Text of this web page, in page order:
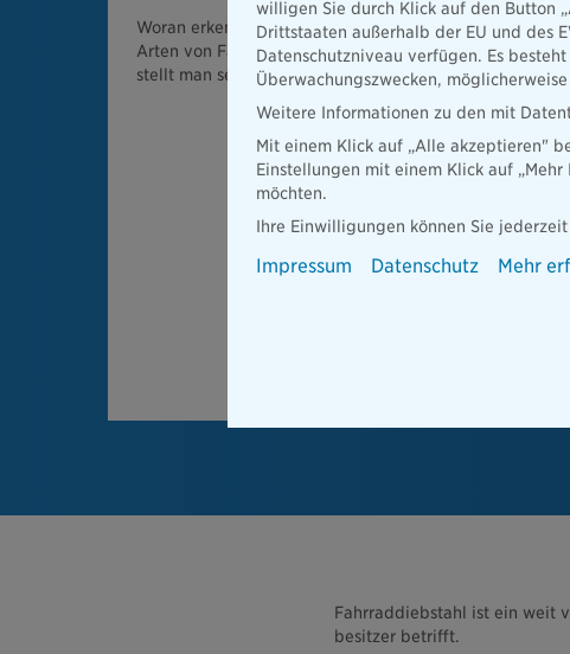
Woran erkennt man ein qualitativ gutes
Arten von Fahrradschlössern bieten zuverlässigen
stellt man sein Fahrrad sicher ab. Wir geben Tipps.
Fahrraddiebstahl ist ein weit
besitzer betrifft.
willigen Sie durch Klick auf den Button
Drittstaaten außerhalb der EU und des
Datenschutzniveau verfügen. Es
Überwachungszwecken,
Weitere Informationen zu den mit
Mit einem Klick auf „Alle akzeptieren"
Einstellungen mit einem Klick auf
möchten.
Ihre Einwilligungen können Sie
Impressum Datenschutz Mehr